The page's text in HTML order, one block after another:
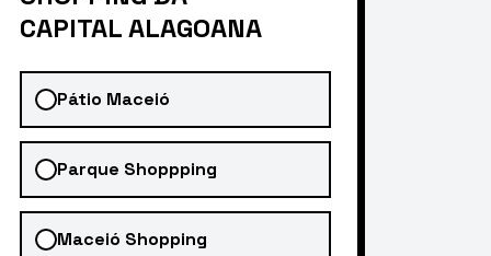
CAPITAL ALAGOANA
Pátio Maceió
Parque Shoppping
Maceió Shopping